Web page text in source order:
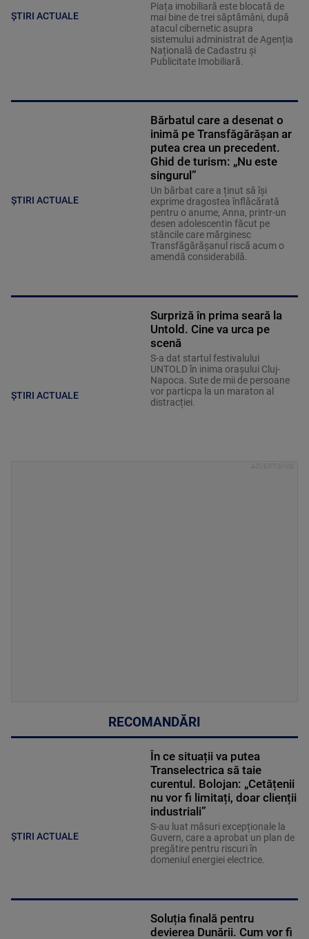
ȘTIRI ACTUALE
Piața imobiliară este blocată de
mai bine de trei săptămâni, după
atacul cibernetic asupra
sistemului administrat de Agenția
Națională de Cadastru și
Publicitate Imobiliară.
ȘTIRI ACTUALE
Bărbatul care a desenat o
inimă pe Transfăgărășan ar
putea crea un precedent.
Ghid de turism: „Nu este
singurul”
Un bărbat care a ținut să își
exprime dragostea înflăcărată
pentru o anume, Anna, printr-un
desen adolescentin făcut pe
stâncile care mărginesc
Transfăgărășanul riscă acum o
amendă considerabilă.
ȘTIRI ACTUALE
Surpriză în prima seară la
Untold. Cine va urca pe
scenă
S-a dat startul festivalului
UNTOLD în inima orașului Cluj-
Napoca. Sute de mii de persoane
vor particpa la un maraton al
distracției.
RECOMANDĂRI
ȘTIRI ACTUALE
În ce situații va putea
Transelectrica să taie
curentul. Bolojan: „Cetățenii
nu vor fi limitați, doar clienții
industriali”
S-au luat măsuri excepționale la
Guvern, care a aprobat un plan de
pregătire pentru riscuri în
domeniul energiei electrice.
Soluția finală pentru
devierea Dunării. Cum vor fi